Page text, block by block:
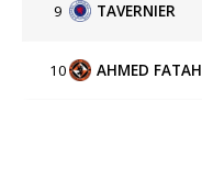
9 TAVERNIER
10 AHMED FATAH